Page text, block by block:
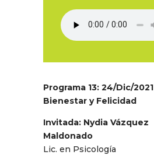
Programa 13: 24/Dic/2021
Bienestar y Felicidad
Invitada: Nydia Vázquez
Maldonado
Lic. en Psicología